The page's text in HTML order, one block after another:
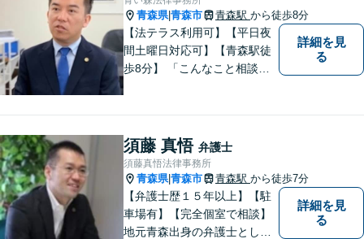
青森県|青森市 青森駅 から徒歩8分
【法テラス利用可】【平日夜
間土曜日対応可】【青森駅徒
歩8分】 「こんなこと相談し
い。 皆様が抱えている問題に
真摯に向き合い、ともに解決
いたします。
詳細を見
る
須藤 真悟 弁護士
須藤真悟法律事務所
青森県|青森市 青森駅 から徒歩7分
【弁護士歴１５年以上】【駐
車場有】【完全個室で相談】
地元青森出身の弁護士とし
詳細を見
る